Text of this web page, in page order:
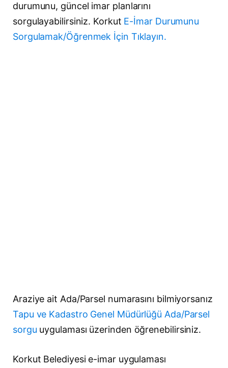
durumunu, güncel imar planlarını
sorgulayabilirsiniz. Korkut E-İmar Durumunu
Sorgulamak/Öğrenmek İçin Tıklayın.
Araziye ait Ada/Parsel numarasını bilmiyorsanız
Tapu ve Kadastro Genel Müdürlüğü Ada/Parsel
sorgu uygulaması üzerinden öğrenebilirsiniz.
Korkut Belediyesi e-imar uygulaması